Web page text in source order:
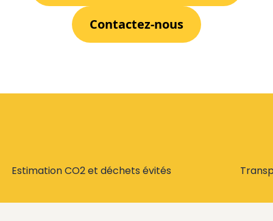
Contactez-nous
Estimation CO2 et déchets évités